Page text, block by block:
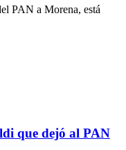
PAN a Morena, está
que dejó al PAN